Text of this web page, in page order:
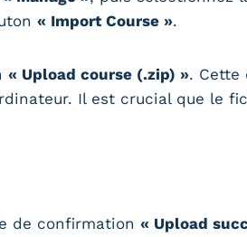
« Import Course ».
« Upload course (.zip) ». Cette
Il est crucial que le
de confirmation « Upload